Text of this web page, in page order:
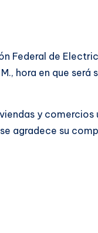
Federal de
hora en que será
y comercios
agradece su